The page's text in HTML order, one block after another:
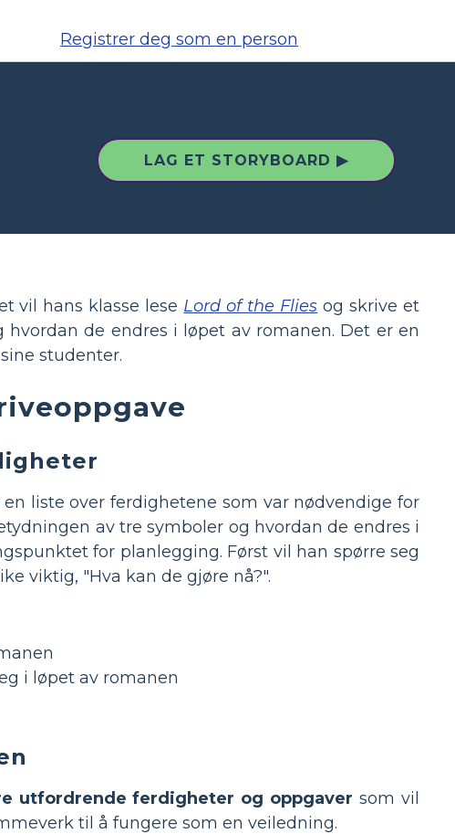
Registrer deg som en person
LAG ET STORYBOARD ▶
vil hans klasse lese Lord of the Flies og skrive et
de endres i løpet av romanen. Det er en
studenter.
liste over ferdighetene som var nødvendige for
av tre symboler og hvordan de endres i
for planlegging. Først vil han spørre seg
viktig, "Hva kan de gjøre nå?".
i løpet av romanen
utfordrende ferdigheter og oppgaver som vil
til å fungere som en veiledning.